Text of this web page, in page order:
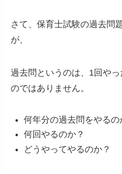
さて、保育士試験の過去問
が、
過去問というのは、1回や
のではありません。
何年分の過去問をやるの
何回やるのか？
どうやってやるのか？